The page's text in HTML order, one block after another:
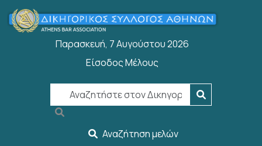
Παράκαμψη προς το κυρίως περιεχόμενο
Παρασκευή, 7 Αυγούστου 2026
User account menu
Είσοδος Μέλους
Αναζήτηση μελών